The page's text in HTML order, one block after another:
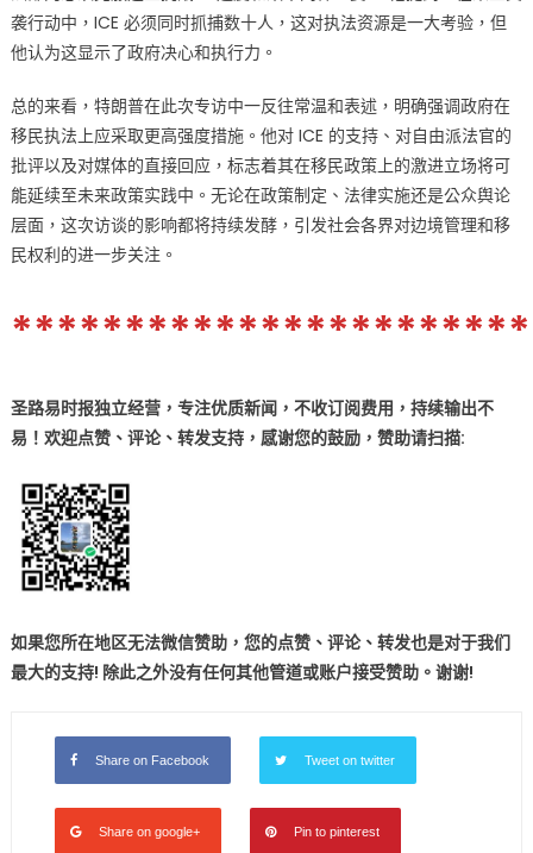
袭行动中，ICE 必须同时抓捕数十人，这对执法资源是一大考验，但
他认为这显示了政府决心和执行力。
总的来看，特朗普在此次专访中一反往常温和表述，明确强调政府在
移民执法上应采取更高强度措施。他对 ICE 的支持、对自由派法官的
批评以及对媒体的直接回应，标志着其在移民政策上的激进立场将可
能延续至未来政策实践中。无论在政策制定、法律实施还是公众舆论
层面，这次访谈的影响都将持续发酵，引发社会各界对边境管理和移
民权利的进一步关注。
圣路易时报独立经营，专注优质新闻，不收订阅费用，持续输出不
易！欢迎点赞、评论、转发支持，感谢您的鼓励， 赞助请扫描:
如果您所在地区无法微信赞助，您的点赞、评论、转发也是对于我们
最大的支持! 除此之外没有任何其他管道或账户接受赞助。谢谢!
Share on Facebook Tweet on twitter
Share on google+ Pin to pinterest